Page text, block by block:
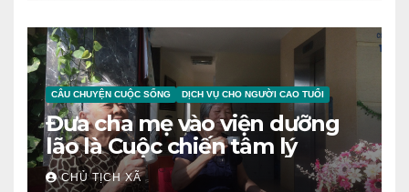
CÂU CHUYỆN CUỘC SỐNG DỊCH VỤ CHO NGƯỜI CAO TUỔI
Đưa cha mẹ vào viện dưỡng
lão là Cuộc chiến tâm lý
CHỦ TỊCH XÃ